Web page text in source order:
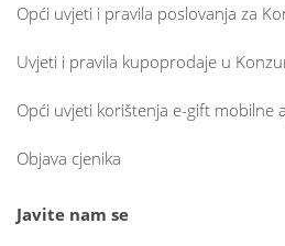
Opći uvjeti i pravila poslovanja za
Uvjeti i pravila kupoprodaje u
Opći uvjeti korištenja e-gift mobilne
Objava cjenika
Javite nam se